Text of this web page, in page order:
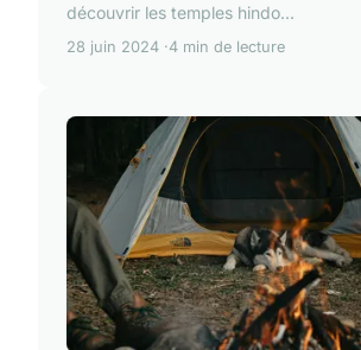
découvrir les temples hindo...
28 juin 2024 4 min de lecture